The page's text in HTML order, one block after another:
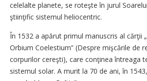
celelalte planete, se roteşte în jurul
ştiinţific sistemul heliocentric.
În 1532 a apărut primul manuscris al cărţii
Orbium Coelestium” (Despre mişcările de
corpurilor cereşti), care conţinea întreaga
sistemul solar. A murit la 70 de ani, în